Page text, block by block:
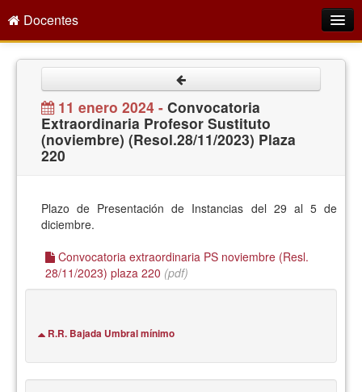
Docentes
Empleo Público
Gestión PDI
Formación y Evaluación
Acción Social
Directorio
11 enero 2024 - Convocatoria
Extraordinaria Profesor Sustituto
(noviembre) (Resol.28/11/2023) Plaza
220
Plazo de Presentación de Instancias del 29 al 5 de
diciembre.
Convocatoria extraordinaria PS noviembre (Resl.
28/11/2023) plaza 220 (pdf)
R.R. Bajada Umbral mínimo